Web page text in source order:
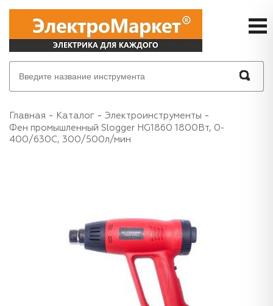
Главная Каталог
Электроинструменты
Фен промышленный Slogger HG1860 1800Вт, 0-
400/630С, 300/500л/мин